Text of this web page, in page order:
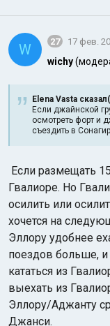
W 27 17 фев.
wichy
Elena Vasta
Если джайнской
осмотреть форт и
съездить в
Если размещать
Гвалиоре. Но
осилить или
хочется на
Эллору удобнее
поездов больше,
кататься из
выехать из
Эллору/Аджанту
Джанси.